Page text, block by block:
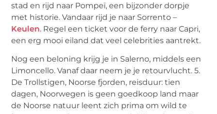
stad en rijd naar Pompeï, een bijzonder dorpje
met historie. Vandaar rijd je naar Sorrento –
Keulen. Regel een ticket voor de ferry naar Capri,
een erg mooi eiland dat veel celebrities aantrekt.
Nog een beloning krijg je in Salerno, middels een
Limoncello. Vanaf daar neem je je retourvlucht. 5.
De Trollstigen, Noorse fjorden, reisduur: tien
dagen, Noorwegen is geen goedkoop land maar
de Noorse natuur leent zich prima om wild te